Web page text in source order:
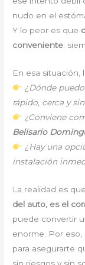
nudo en el
Y lo peor es que
conveniente:
En esa situación,
¿Dónde
rápido, cerca y
¿Conviene
Belisario
¿Hay una
instalación
La realidad es que
del auto, es el
puede convertir
enorme. Por
para asegurarte